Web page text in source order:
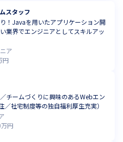
スタッフ
！Javaを用いたアプリケーション開
業界でエンジニアとしてスキルアッ
ア
円
チームづくりに興味のあるWebエン
／社宅制度等の独自福利厚生充実）
万円